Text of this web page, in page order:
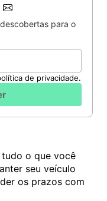
para o
de privacidade.
o que você
seu veículo
os prazos com